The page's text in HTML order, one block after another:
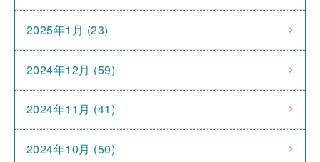
2025年1月 (23)
2024年12月 (59)
2024年11月 (41)
2024年10月 (50)